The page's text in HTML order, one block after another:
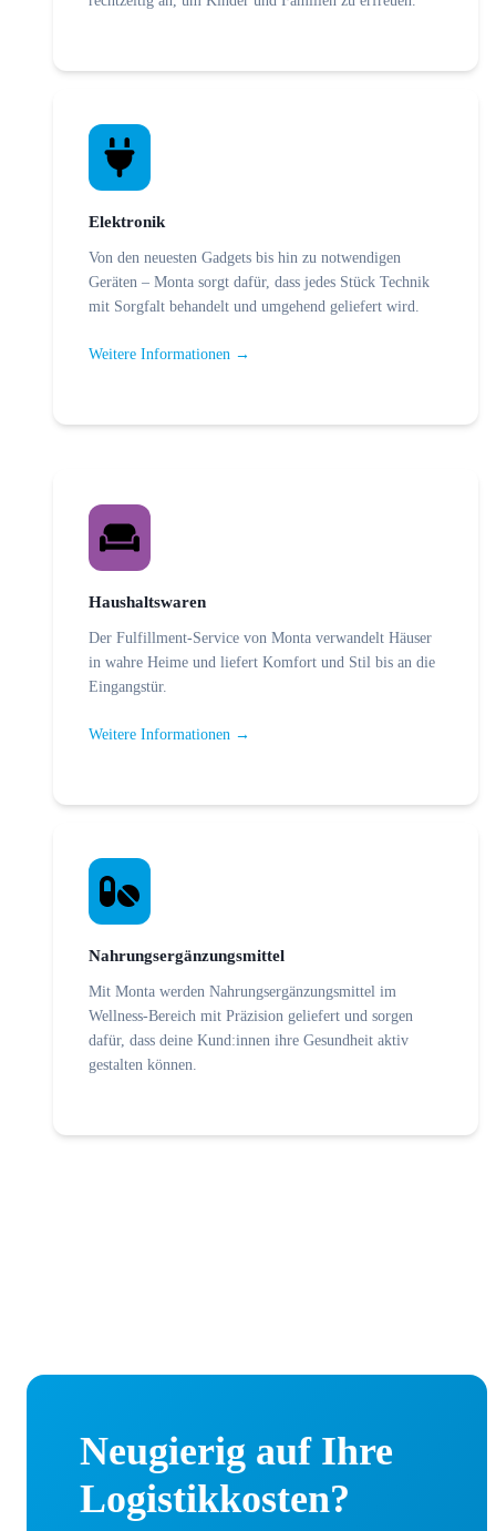
Elektronik
Von den neuesten Gadgets bis hin zu notwendigen
Geräten – Monta sorgt dafür, dass jedes Stück Technik
mit Sorgfalt behandelt und umgehend geliefert wird.
Weitere Informationen →
Haushaltswaren
Der Fulfillment-Service von Monta verwandelt Häuser
in wahre Heime und liefert Komfort und Stil bis an die
Eingangstür.
Weitere Informationen →
Nahrungsergänzungsmittel
Mit Monta werden Nahrungsergänzungsmittel im
Wellness-Bereich mit Präzision geliefert und sorgen
dafür, dass deine Kund:innen ihre Gesundheit aktiv
gestalten können.
Neugierig auf Ihre
Logistikkosten?